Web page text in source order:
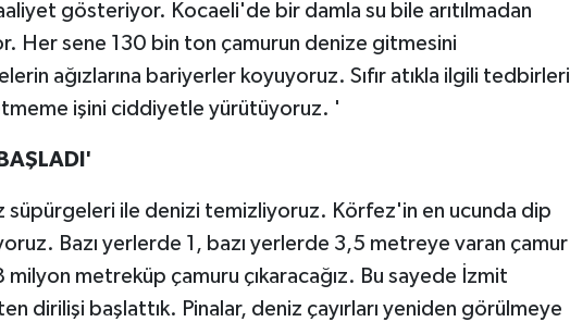
gösteriyor. Kocaeli'de bir damla su bile arıtılmadan
Her sene 130 bin ton çamurun denize gitmesini
ağızlarına bariyerler koyuyoruz. Sıfır atıkla ilgili tedbirleri
işini ciddiyetle yürütüyoruz. '
süpürgeleri ile denizi temizliyoruz. Körfez'in en ucunda dip
Bazı yerlerde 1, bazı yerlerde 3,5 metreye varan çamur
metreküp çamuru çıkaracağız. Bu sayede İzmit
dirilişi başlattık. Pinalar, deniz çayırları yeniden görülmeye